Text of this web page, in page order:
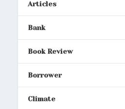
Articles
Bank
Book Review
Borrower
Climate